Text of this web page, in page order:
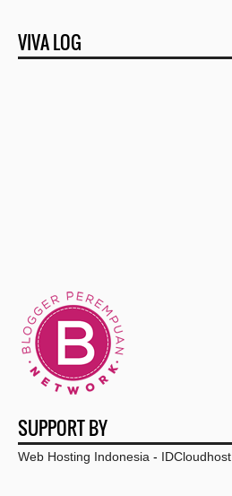
►September (11)
Serunya Liburan Ke Siantar Zoo
Pergi Ke Jogja, Keliling Naik
Sehimpun Tulisan, Celana Tak
Sebulan Turun 5 kg Dengan
VIVA LOG
SUPPORT BY
Web Hosting Indonesia - IDCloudhost